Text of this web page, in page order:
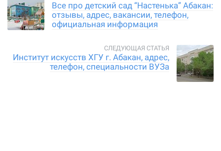
Все про детский сад “Настенька” Абакан:
отзывы, адрес, вакансии, телефон,
официальная информация
Институт искусств ХГУ г. Абакан, адрес,
телефон, специальности ВУЗа